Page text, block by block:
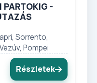
PARTOKIG -
Sorrento,
Pompei
Részletek